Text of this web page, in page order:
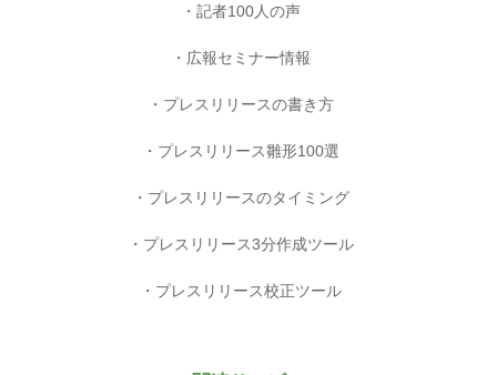
記者100人の声
広報セミナー情報
プレスリリースの書き方
プレスリリース雛形100選
プレスリリースのタイミング
プレスリリース3分作成ツール
プレスリリース校正ツール